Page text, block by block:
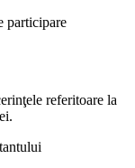
participare
referitoare la